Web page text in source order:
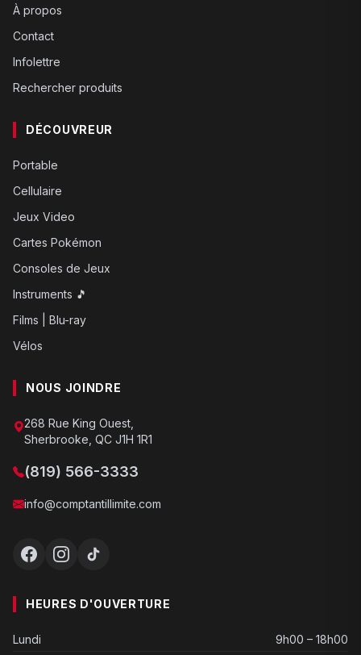
À propos
Contact
Infolettre
Rechercher produits
DÉCOUVREUR
Portable
Cellulaire
Jeux Video
Cartes Pokémon
Consoles de Jeux
Instruments 🎵
Films | Blu-ray
Vélos
NOUS JOINDRE
268 Rue King Ouest,
Sherbrooke, QC J1H 1R1
(819) 566-3333
info@comptantillimite.com
HEURES D'OUVERTURE
Lundi
9h00 – 18h00